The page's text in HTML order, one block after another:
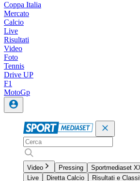
Coppa Italia
Mercato
Calcio
Live
Risultati
Video
Foto
Tennis
Drive UP
F1
MotoGp
Video Pressing Sportmediaset
Live
Diretta Calcio
Risultati e